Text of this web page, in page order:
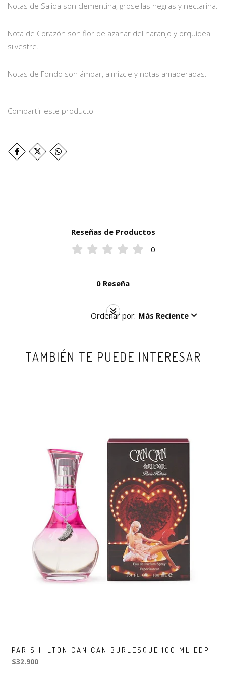
Notas de Salida son clementina, grosellas negras y nectarina.
Nota de Corazón son flor de azahar del naranjo y orquídea
silvestre.
Notas de Fondo son ámbar, almizcle y notas amaderadas.
Compartir este producto
Reseñas de Productos
0
0 Reseña
Ordenar por: Más Reciente
TAMBIÉN TE PUEDE INTERESAR
PARIS HILTON CAN CAN BURLESQUE 100 ML EDP
$32.900